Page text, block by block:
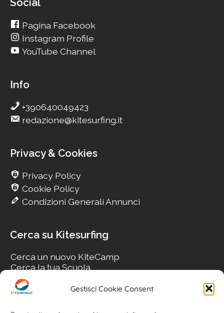
Gestisci Cookie Consent
Social
Pagina Facebook
Instagram Profile
YouTube Channel
Info
+390640049423
redazione@kitesurfing.it
Privacy & Cookies
Privacy Policy
Cookie Policy
Condizioni Generali Annunci
Cerca su Kitesurfing
Cerca un nuovo KiteCamp
Cerca la tua Scuola
Cerca il tuo KiteSpot
Cerca Accommodation
Cerca il tuo Usato